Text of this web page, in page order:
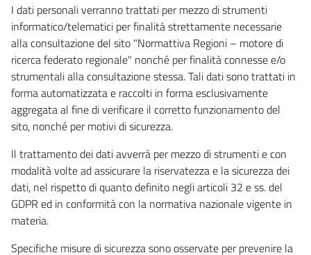
I dati personali verranno trattati per mezzo di strumenti
informatico/telematici per finalità strettamente necessarie
alla consultazione del sito "Normattiva Regioni – motore di
ricerca federato regionale" nonché per finalità connesse e/o
strumentali alla consultazione stessa. Tali dati sono trattati in
forma automatizzata e raccolti in forma esclusivamente
aggregata al fine di verificare il corretto funzionamento del
sito, nonché per motivi di sicurezza.
Il trattamento dei dati avverrà per mezzo di strumenti e con
modalità volte ad assicurare la riservatezza e la sicurezza dei
dati, nel rispetto di quanto definito negli articoli 32 e ss. del
GDPR ed in conformità con la normativa nazionale vigente in
materia.
Specifiche misure di sicurezza sono osservate per prevenire la